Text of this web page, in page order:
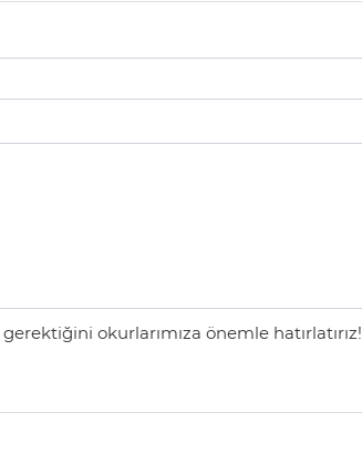
okurlarımıza önemle hatırlatırız!